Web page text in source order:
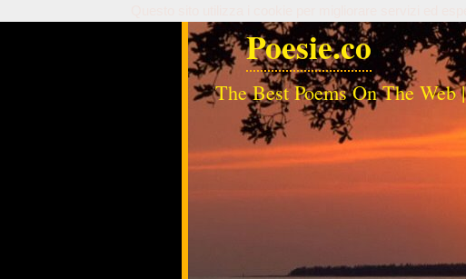
Poesie.co
The Best Poems On The Web |